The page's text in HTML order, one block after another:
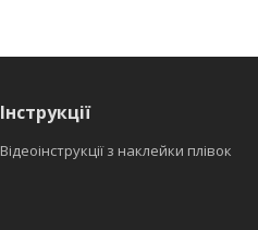
Інструкції
Відеоінструкції з наклейки плівок